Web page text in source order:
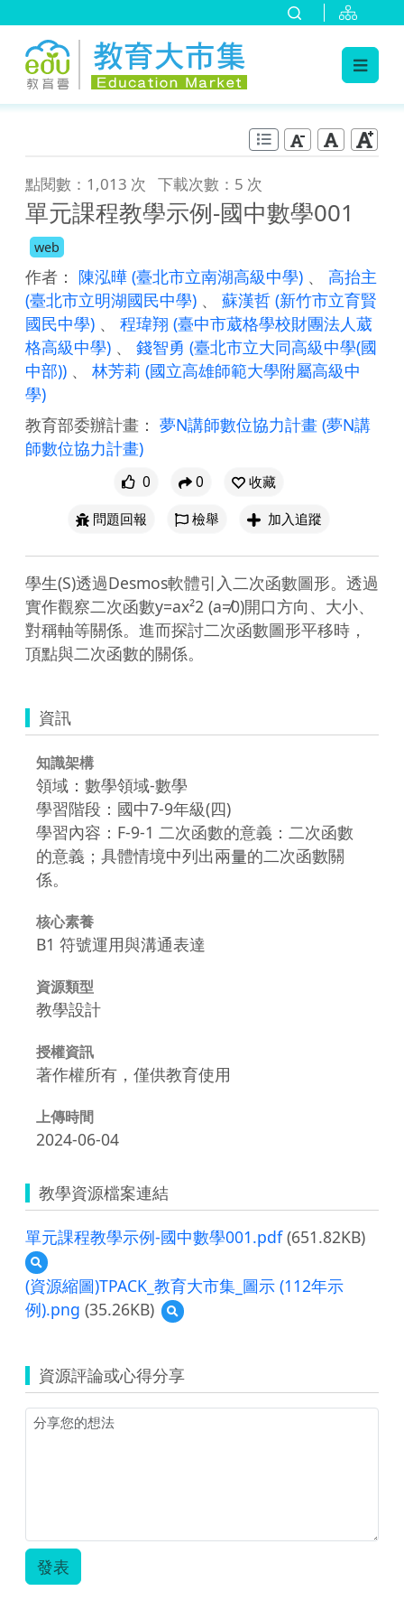
點閱數：1,013 次 下載次數：5 次
單元課程教學示例-國中數學001
web
作者： 陳泓曄 (臺北市立南湖高級中學) 、 高抬主
(臺北市立明湖國民中學) 、 蘇漢哲 (新竹市立育賢
國民中學) 、 程瑋翔 (臺中市葳格學校財團法人葳
格高級中學) 、 錢智勇 (臺北市立大同高級中學(國
中部)) 、 林芳莉 (國立高雄師範大學附屬高級中
學)
教育部委辦計畫： 夢N講師數位協力計畫 (夢N講
師數位協力計畫)
0 0
收藏
問題回報
檢舉 加入追蹤
學生(S)透過Desmos軟體引入二次函數圖形。透過
實作觀察二次函數y=ax²2 (a≠0)開口方向、大小、
對稱軸等關係。進而探討二次函數圖形平移時，
頂點與二次函數的關係。
資訊
知識架構
領域：數學領域-數學
學習階段：國中7-9年級(四)
學習內容：F-9-1 二次函數的意義：二次函數
的意義；具體情境中列出兩量的二次函數關
係。
核心素養
B1 符號運用與溝通表達
資源類型
教學設計
授權資訊
著作權所有，僅供教育使用
上傳時間
2024-06-04
教學資源檔案連結
單元課程教學示例-國中數學001.pdf(651.82KB)
預
覽
單
元
教
學
示
例-
國
(資源縮圖)TPACK_教育大市集_圖示 (112年示
例).png (35.26KB)
預
覽
縮
圖)TPACK_
教
資源評論或心得分享
發表